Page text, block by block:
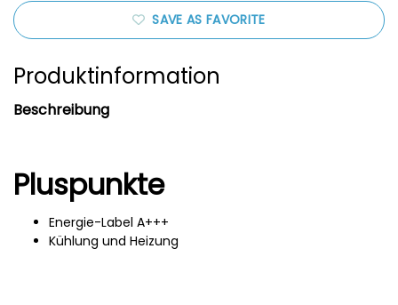
SAVE AS FAVORITE
Produktinformation
Beschreibung
Pluspunkte
Energie-Label A+++
Kühlung und Heizung